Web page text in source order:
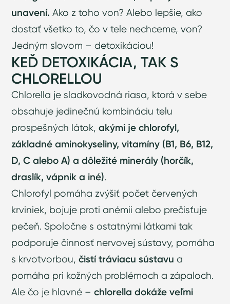
unavení. Ako z toho von? Alebo lepšie, ako
dostať všetko to, čo v tele nechceme, von?
Jedným slovom – detoxikáciou!
KEĎ DETOXIKÁCIA, TAK S
CHLORELLOU
Chlorella je sladkovodná riasa, ktorá v sebe
obsahuje jedinečnú kombináciu telu
prospešných látok,akými je chlorofyl,
základné aminokyseliny, vitamíny (B1, B6, B12,
D, C alebo A) a dôležité minerály (horčík,
draslík, vápnik a iné).
Chlorofyl pomáha zvýšiť počet červených
krviniek, bojuje proti anémii alebo prečisťuje
pečeň. Spoločne s ostatnými látkami tak
podporuje činnosť nervovej sústavy, pomáha
s krvotvorbou,čistí tráviacu sústavu a
pomáha pri kožných problémoch a zápaloch.
Ale čo je hlavné –chlorella dokáže veľmi